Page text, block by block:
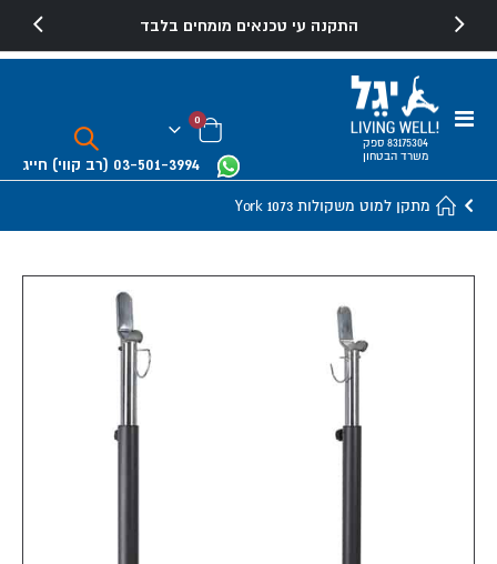
התקנה עי טכנאים מומחים בלבד
Toggle
83175304 ספק
משרד הבטחון
03-501-3994 (רב קווי) חייג
Cart
0פריטים
מתקן למוט משקולות York 1073